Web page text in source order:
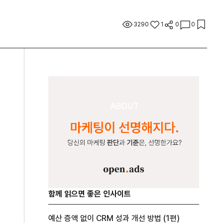
3290 1 0 0
함께 읽으면 좋은 인사이트
예산 증액 없이 CRM 성과 개선 방법 (1편)